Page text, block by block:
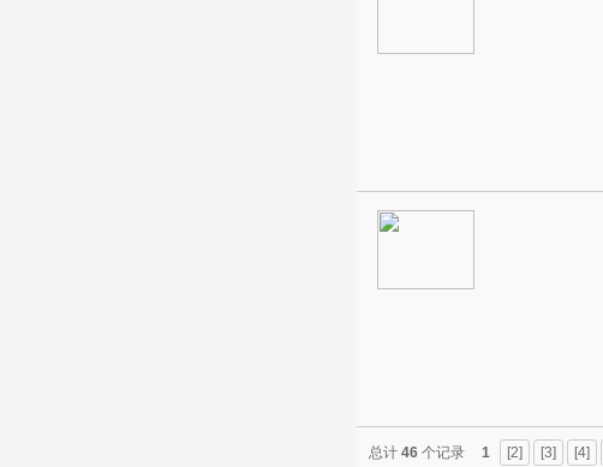
总计 46 个记录 1 [2] [3] [4]